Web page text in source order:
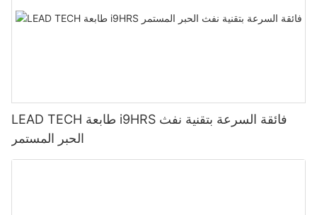
LEAD TECH طابعة i9HRS فائقة السرعة بتقنية نفث
الحبر المستمر